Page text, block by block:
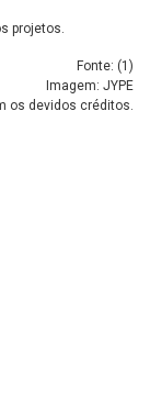
projetos.
Fonte: (1 )
Imagem: JYPE
os devidos créditos.